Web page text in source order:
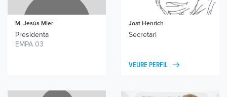
M. Jesús Mier
Presidenta
EMPA 03
Joat Henrich
Secretari
VEURE PERFIL